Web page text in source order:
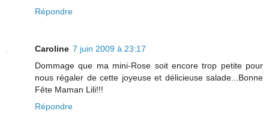
Répondre
Caroline 7 juin 2009 à 23:17
Dommage que ma mini-Rose soit encore trop petite pour
nous régaler de cette joyeuse et délicieuse salade...Bonne
Fête Maman Lili!!!
Répondre